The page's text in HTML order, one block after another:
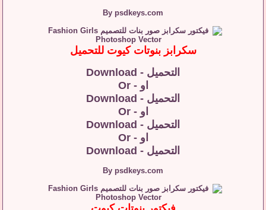
By psdkeys.com
سكرابز بنوتات كيوت للتحميل
التحميل - Download
او - Or
التحميل - Download
او - Or
التحميل - Download
او - Or
التحميل - Download
By psdkeys.com